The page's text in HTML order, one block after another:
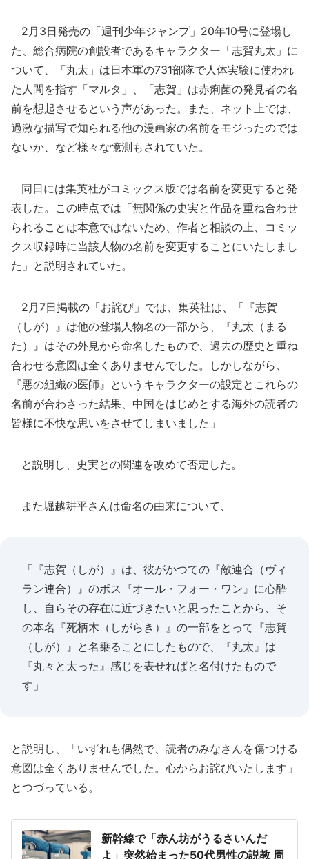
2月3日発売の「週刊少年ジャンプ」20年10号に登場し
た、総合病院の創設者であるキャラクター「志賀丸太」に
ついて、「丸太」は日本軍の731部隊で人体実験に使われ
た人間を指す「マルタ」、「志賀」は赤痢菌の発見者の名
前を想起させるという声があった。また、ネット上では、
過激な描写で知られる他の漫画家の名前をモジったのでは
ないか、など様々な憶測もされていた。
同日には集英社がコミックス版では名前を変更すると発
表した。この時点では「無関係の史実と作品を重ね合わせ
られることは本意ではないため、作者と相談の上、コミッ
クス収録時に当該人物の名前を変更することにいたしまし
た」と説明されていた。
2月7日掲載の「お詫び」では、集英社は、「『志賀
（しが）』は他の登場人物名の一部から、『丸太（まる
た）』はその外見から命名したもので、過去の歴史と重ね
合わせる意図は全くありませんでした。しかしながら、
『悪の組織の医師』というキャラクターの設定とこれらの
名前が合わさった結果、中国をはじめとする海外の読者の
皆様に不快な思いをさせてしまいました」
と説明し、史実との関連を改めて否定した。
また堀越耕平さんは命名の由来について、
「『志賀（しが）』は、彼がかつての『敵連合（ヴィ
ラン連合）』のボス『オール・フォー・ワン』に心酔
し、自らその存在に近づきたいと思ったことから、そ
の本名『死柄木（しがらき）』の一部をとって『志賀
（しが）』と名乗ることにしたもので、『丸太』は
『丸々と太った』感じを表せればと名付けたもので
す」
と説明し、「いずれも偶然で、読者のみなさんを傷つける
意図は全くありませんでした。心からお詫びいたします」
とつづっている。
新幹線で「赤ん坊がうるさいんだ
よ」突然始まった50代男性の説教 周